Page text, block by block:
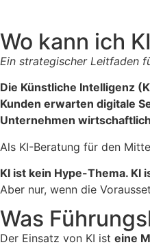
Wo kann ich
Ein strategischer Leitfaden
Die Künstliche Intelligenz
Kunden erwarten digitale
Unternehmen wirtschaftlich
Als KI-Beratung für den
KI ist kein Hype-Thema. KI
Aber nur, wenn die
Was
Der Einsatz von KI ist eine